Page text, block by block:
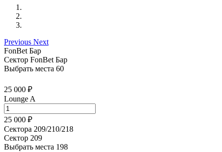
Previous Next
FonBet Бар
Сектор FonBet Бар
Выбрать места 60
25 000 ₽
Lounge A
25 000 ₽
Сектора 209/210/218
Сектор 209
Выбрать места 198